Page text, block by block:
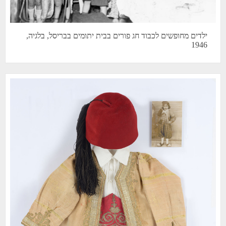
ילדים מחופשים לכבוד חג פורים בבית יתומים בבריסל, בלגיה,
1946